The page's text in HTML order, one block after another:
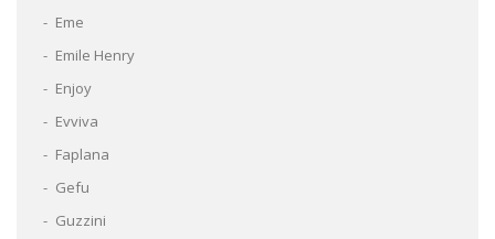
Eme
Emile Henry
Enjoy
Evviva
Faplana
Gefu
Guzzini